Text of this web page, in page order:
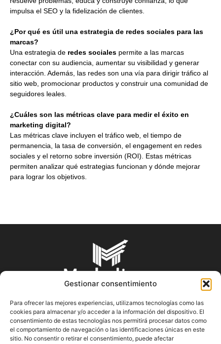
Gestionar consentimiento
Para ofrecer las mejores experiencias, utilizamos tecnologías como las
cookies para almacenar y/o acceder a la información del dispositivo. El
consentimiento de estas tecnologías nos permitirá procesar datos como
el comportamiento de navegación o las identificaciones únicas en este
sitio. No consentir o retirar el consentimiento, puede afectar
impulsa el SEO y la fidelización de clientes.
¿Por qué es útil una estrategia de redes sociales para las
marcas?
Una estrategia de redes sociales permite a las marcas
conectar con su audiencia, aumentar su visibilidad y generar
interacción. Además, las redes son una vía para dirigir tráfico al
sitio web, promocionar productos y construir una comunidad de
seguidores leales.
¿Cuáles son las métricas clave para medir el éxito en
marketing digital?
Las métricas clave incluyen el tráfico web, el tiempo de
permanencia, la tasa de conversión, el engagement en redes
sociales y el retorno sobre inversión (ROI). Estas métricas
permiten analizar qué estrategias funcionan y dónde mejorar
para lograr los objetivos.
SOBRE NOSOTROS
En Marketin.es encontrarás la más actualizada y veraz